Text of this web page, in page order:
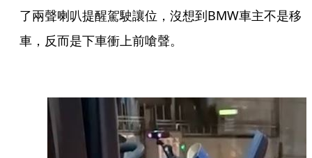
了兩聲喇叭提醒駕駛讓位，沒想到BMW車主不是移
車，反而是下車衝上前嗆聲。